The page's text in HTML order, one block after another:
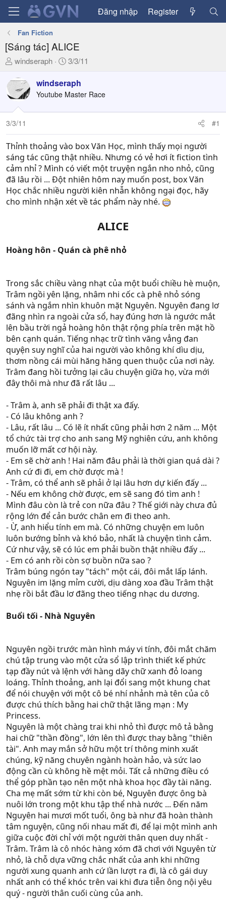
Đăng nhập Register
Fan Fiction
[Sáng tác] ALICE
T
r
e
a
d
s
t
a
r
t
e
r
windseraph
N
à
y
ử
3/3/11
windseraph
Youtube Master Race
3/3/11 #1
Thỉnh thoảng vào box Văn Học, mình thấy mọi người
sáng tác cũng thật nhiều. Nhưng có vẻ hơi ít fiction tình
cảm nhỉ ? Mình có viết một truyện ngắn nho nhỏ, cũng
đã lâu rồi ... Đột nhiên hôm nay muốn post, box Văn
Học chắc nhiều người kiên nhẫn không ngại đọc, hãy
cho mình nhận xét về tác phẩm này nhé.
ALICE
Hoàng hôn - Quán cà phê nhỏ
Trong sắc chiều vàng nhạt của một buổi chiều hè muộn,
Trâm ngồi yên lặng, nhâm nhi cốc cà phê nhỏ sóng
sánh và ngắm nhìn khuôn mặt Nguyên. Nguyên đang lơ
đãng nhìn ra ngoài cửa sổ, hay đúng hơn là ngước mắt
lên bầu trời ngả hoàng hôn thật rộng phía trên mặt hồ
bên cạnh quán. Tiếng nhạc trữ tình văng vẳng đan
quyện suy nghĩ của hai người vào không khí dìu dịu,
thơm nồng cái mùi hăng hăng quen thuộc của nơi này.
Trâm đang hồi tưởng lại câu chuyện giữa họ, vừa mới
đây thôi mà như đã rất lâu ...
- Trâm à, anh sẽ phải đi thật xa đấy.
- Có lâu không anh ?
- Lâu, rất lâu ... Có lẽ ít nhất cũng phải hơn 2 năm ... Một
tổ chức tài trợ cho anh sang Mỹ nghiên cứu, anh không
muốn lỡ mất cơ hội này.
- Em sẽ chờ anh ! Hai năm đâu phải là thời gian quá dài ?
Anh cứ đi đi, em chờ được mà !
- Trâm, có thể anh sẽ phải ở lại lâu hơn dự kiến đấy ...
- Nếu em không chờ được, em sẽ sang đó tìm anh !
Mình đâu còn là trẻ con nữa đâu ? Thế giới này chưa đủ
rộng lớn để cản bước chân em đi theo anh.
- Ừ, anh hiểu tính em mà. Có những chuyện em luôn
luôn bướng bỉnh và khó bảo, nhất là chuyện tình cảm.
Cứ như vậy, sẽ có lúc em phải buồn thật nhiều đấy ...
- Em có anh rồi còn sợ buồn nữa sao ?
Trâm búng ngón tay "tách" một cái, đôi mắt lấp lánh.
Nguyên im lặng mỉm cười, dịu dàng xoa đầu Trâm thật
nhẹ rồi bắt đầu lơ đãng theo tiếng nhạc du dương.
Buổi tối - Nhà Nguyên
Nguyên ngồi trước màn hình máy vi tính, đôi mắt chăm
chú tập trung vào một cửa sổ lập trình thiết kế phức
tạp đầy nút và lệnh với hàng dãy chữ xanh đỏ loang
loáng. Thỉnh thoảng, anh lại đổi sang một khung chat
để nói chuyện với một cô bé nhí nhảnh mà tên của cô
được chú thích bằng hai chữ thật lãng mạn : My
Princess.
Nguyên là một chàng trai khi nhỏ thì được mô tả bằng
hai chữ "thần đồng", lớn lên thì được thay bằng "thiên
tài". Anh may mắn sở hữu một trí thông minh xuất
chúng, kỹ năng chuyên ngành hoàn hảo, và sức lao
động cần cù không hề mệt mỏi. Tất cả những điều có
thể góp phần tạo nên một nhà khoa học đầy tài năng.
Cha mẹ mất sớm từ khi còn bé, Nguyên được ông bà
nuôi lớn trong một khu tập thể nhà nước ... Đến năm
Nguyên hai mươi mốt tuổi, ông bà như đã hoàn thành
tâm nguyện, cũng nối nhau mất đi, để lại một mình anh
giữa cuộc đời chỉ với một người thân quen duy nhất -
Trâm. Trâm là cô nhóc hàng xóm đã chơi với Nguyên từ
nhỏ, là chỗ dựa vững chắc nhất của anh khi những
người xung quanh anh cứ lần lượt ra đi, là cô gái duy
nhất anh có thể khóc trên vai khi đưa tiễn ông nội yêu
quý - người thân cuối cùng của anh.